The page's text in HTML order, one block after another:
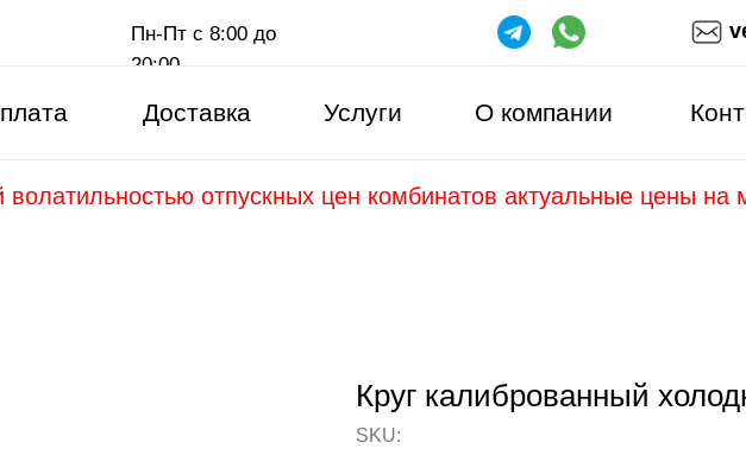
Пн-Пт с 8:00 до
20:00
Доставка Услуги О компании
волатильностью отпускных цен комбинатов актуальные цены на
Круг калиброванный
SKU: